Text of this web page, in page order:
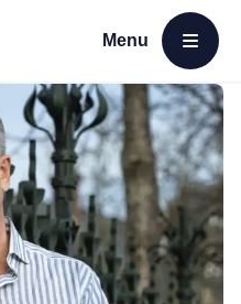
Menu
Open menu